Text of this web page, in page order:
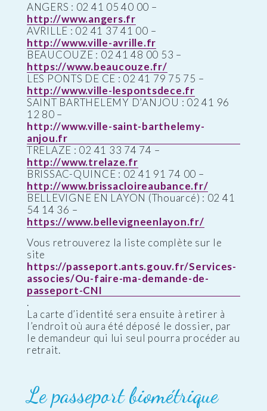
ANGERS : 02 41 05 40 00 –
http://www.angers.fr
AVRILLE : 02 41 37 41 00 –
http://www.ville-avrille.fr
BEAUCOUZE : 02 41 48 00 53 –
https://www.beaucouze.fr/
LES PONTS DE CE : 02 41 79 75 75 –
http://www.ville-lespontsdece.fr
SAINT BARTHELEMY D’ANJOU : 02 41 96
12 80 –
http://www.ville-saint-barthelemy-
anjou.fr
TRELAZE : 02 41 33 74 74 –
http://www.trelaze.fr
BRISSAC-QUINCE : 02 41 91 74 00 –
http://www.brissacloireaubance.fr/
BELLEVIGNE EN LAYON (Thouarcé) : 02 41
54 14 36 –
https://www.bellevigneenlayon.fr/
Vous retrouverez la liste complète sur le
site
https://passeport.ants.gouv.fr/Services-
associes/Ou-faire-ma-demande-de-
passeport-CNI
.
La carte d’identité sera ensuite à retirer à
l’endroit où aura été déposé le dossier, par
le demandeur qui lui seul pourra procéder au
retrait.
Le passeport biométrique